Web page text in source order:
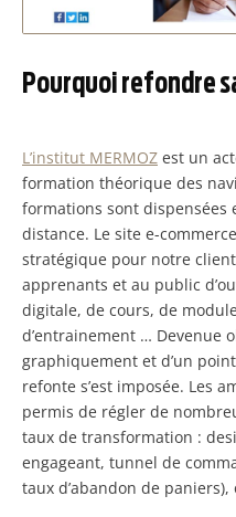
Pourquoi refondre
L’institut MERMOZ est un
formation théorique des
formations sont dispensées
distance. Le site e-
stratégique pour notre
apprenants et au public
digitale, de cours, de
d’entrainement … Devenue
graphiquement et d’un
refonte s’est imposée. Les
permis de régler de
taux de transformation :
engageant, tunnel de
taux d’abandon de